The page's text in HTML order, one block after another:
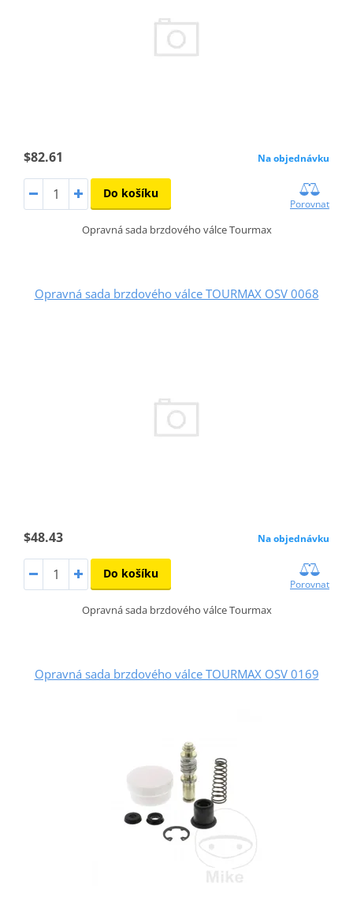
$82.61 Na objednávku
Do košíku
Porovnat
Opravná sada brzdového válce Tourmax
Opravná sada brzdového válce TOURMAX OSV 0068
$48.43 Na objednávku
Do košíku
Porovnat
Opravná sada brzdového válce Tourmax
Opravná sada brzdového válce TOURMAX OSV 0169